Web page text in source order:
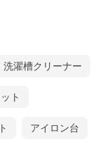
洗濯槽クリーナー
ト
アイロン台